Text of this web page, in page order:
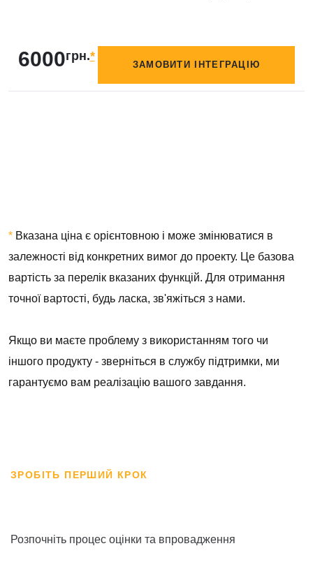
6000грн.*
ЗАМОВИТИ ІНТЕГРАЦІЮ
* Вказана ціна є орієнтовною і може змінюватися в
залежності від конкретних вимог до проекту. Це базова
вартість за перелік вказаних функцій. Для отримання
точної вартості, будь ласка, зв'яжіться з нами.
Якщо ви маєте проблему з використанням того чи
іншого продукту - зверніться в службу підтримки, ми
гарантуємо вам реалізацію вашого завдання.
ЗРОБІТЬ ПЕРШИЙ КРОК
Розпочніть процес оцінки та впровадження